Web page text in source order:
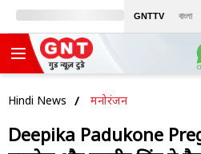
GNTTV বাংলা
Hindi News मनोरंजन
Deepika Padukone